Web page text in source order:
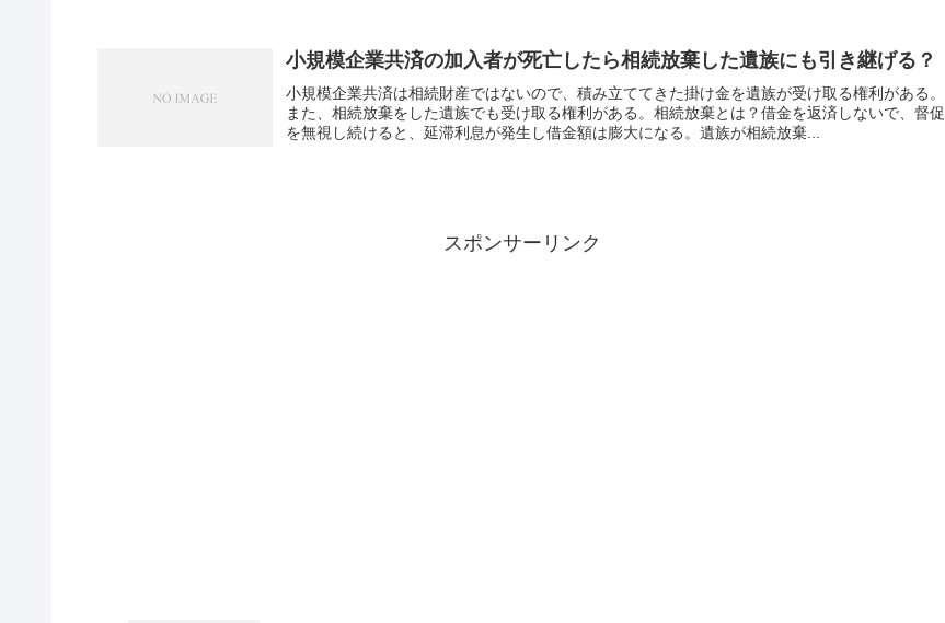
小規模企業共済の加入者が死亡したら相続放棄した遺族にも引き継げる？
小規模企業共済は相続財産ではないので、積み立ててきた掛け金を遺族が受け取る権利がある。
また、相続放棄をした遺族でも受け取る権利がある。相続放棄とは？借金を返済しないで、督促
を無視し続けると、延滞利息が発生し借金額は膨大になる。遺族が相続放棄...
スポンサーリンク